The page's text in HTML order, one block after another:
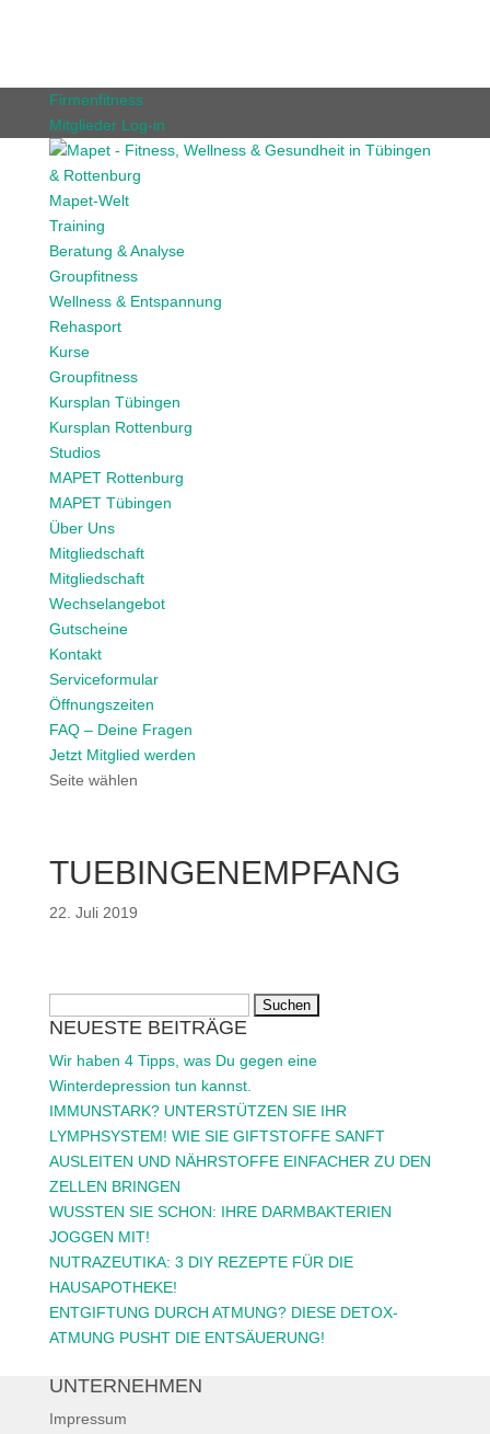
Firmenfitness
Mitglieder Log-in
Mapet-Welt
Training
Beratung & Analyse
Groupfitness
Wellness & Entspannung
Rehasport
Kurse
Groupfitness
Kursplan Tübingen
Kursplan Rottenburg
Studios
MAPET Rottenburg
MAPET Tübingen
Über Uns
Mitgliedschaft
Mitgliedschaft
Wechselangebot
Gutscheine
Kontakt
Serviceformular
Öffnungszeiten
FAQ – Deine Fragen
Jetzt Mitglied werden
Seite wählen
TUEBINGENEMPFANG
22. Juli 2019
nach:
NEUESTE BEITRÄGE
Wir haben 4 Tipps, was Du gegen eine
Winterdepression tun kannst.
IMMUNSTARK? UNTERSTÜTZEN SIE IHR
LYMPHSYSTEM! WIE SIE GIFTSTOFFE SANFT
AUSLEITEN UND NÄHRSTOFFE EINFACHER ZU DEN
ZELLEN BRINGEN
WUSSTEN SIE SCHON: IHRE DARMBAKTERIEN
JOGGEN MIT!
NUTRAZEUTIKA: 3 DIY REZEPTE FÜR DIE
HAUSAPOTHEKE!
ENTGIFTUNG DURCH ATMUNG? DIESE DETOX-
ATMUNG PUSHT DIE ENTSÄUERUNG!
UNTERNEHMEN
Impressum